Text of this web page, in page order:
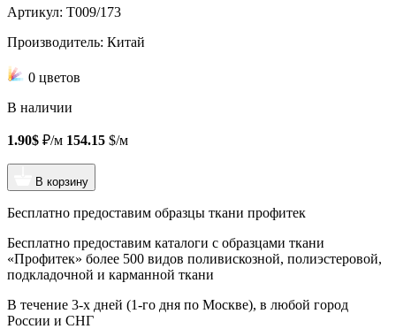
Артикул: T009/173
Производитель: Китай
0 цветов
В наличии
1.90$ ₽/м 154.15 $/м
В корзину
Бесплатно предоставим образцы ткани профитек
Бесплатно предоставим каталоги с образцами ткани
«Профитек» более 500 видов поливискозной, полиэстеровой,
подкладочной и карманной ткани
В течение 3-х дней (1-го дня по Москве), в любой город
России и СНГ